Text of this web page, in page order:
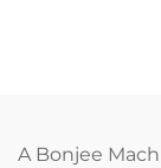
A Bonjee